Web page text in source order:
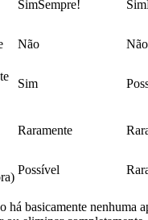
SimSempre!
Não Não
Sim
Raramente
Possível
há basicamente nenhuma